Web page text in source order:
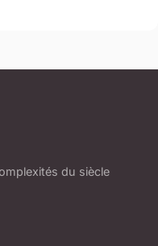
du siècle